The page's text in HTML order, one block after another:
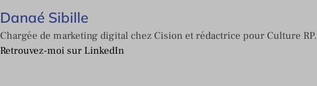
Danaé Sibille
Chargée de marketing digital chez Cision et rédactrice pour Culture RP.
Retrouvez-moi sur LinkedIn